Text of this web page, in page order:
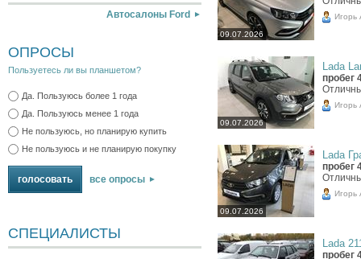
Автосалоны Ford
ОПРОСЫ
Пользуетесь ли вы планшетом?
Да. Пользуюсь более 1 года
Да. Пользуюсь менее 1 года
Не пользуюсь, но планирую купить
Не пользуюсь и не планирую покупку
все опросы
СПЕЦИАЛИСТЫ
09.07.2026
Игорь
09.07.2026
Lada
пробег
Игорь
09.07.2026
Lada
пробег
Игорь
Lada
пробег